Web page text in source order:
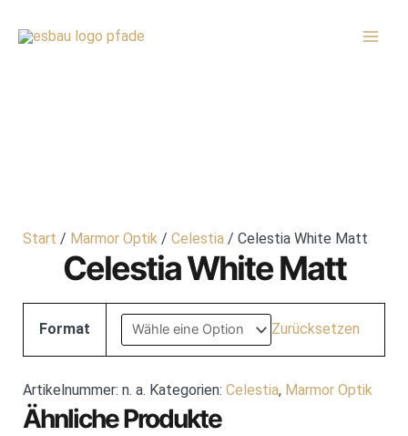
Inhalt
Start / Marmor Optik/ Celestia/ Celestia White Matt
Celestia White Matt
Format Zurücksetzen
Artikelnummer: n. a. Kategorien: Celestia, Marmor Optik
Ähnliche Produkte